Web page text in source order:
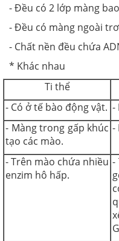
- Đều có 2 lớp màng
- Đều có màng ngoài
- Chất nền đều chứa
* Khác nhau
Ti thể
- Có ở tế bào động vật. -
- Màng trong gấp khúc
tạo các mào.
-
- Trên mào chứa nhiều
enzim hô hấp.
-